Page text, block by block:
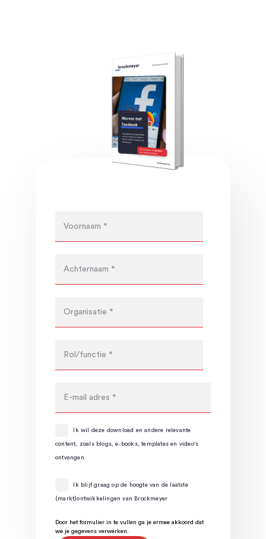
Ik wil deze download en andere relevante
content, zoals blogs, e-books, templates en video's
ontvangen.
Ik blijf graag op de hoogte van de laatste
(markt)ontwikkelingen van Brockmeyer
Door het formulier in te vullen ga je ermee akkoord dat
we je gegevens verwerken.